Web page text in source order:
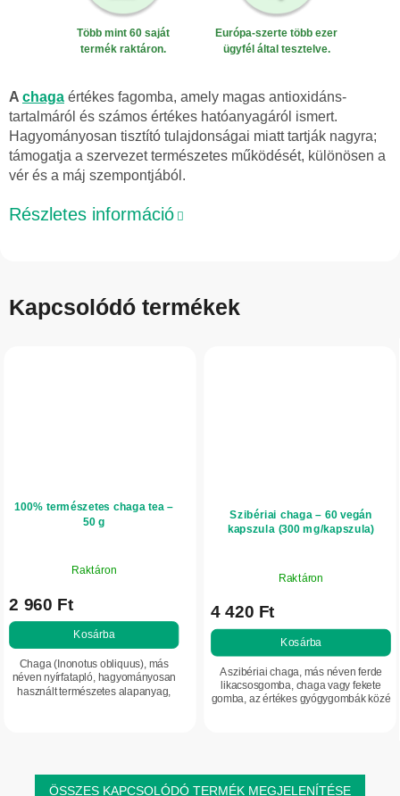
Több mint 60 saját
termék raktáron.
Európa-szerte több ezer
ügyfél által tesztelve.
A chaga értékes fagomba, amely magas antioxidáns-
tartalmáról és számos értékes hatóanyagáról ismert.
Hagyományosan tisztító tulajdonságai miatt tartják nagyra;
támogatja a szervezet természetes működését, különösen a
vér és a máj szempontjából.
Részletes információ
Kapcsolódó termékek
100% természetes chaga tea –
50 g
Raktáron
2 960 Ft
Kosárba
Chaga (Inonotus obliquus), más
néven nyírfatapló, hagyományosan
használt természetes alapanyag,
Szibériai chaga – 60 vegán
kapszula (300 mg/kapszula)
Raktáron
4 420 Ft
Kosárba
A szibériai chaga, más néven ferde
likacsosgomba, chaga vagy fekete
gomba, az értékes gyógygombák közé
ÖSSZES KAPCSOLÓDÓ TERMÉK MEGJELENÍTÉSE